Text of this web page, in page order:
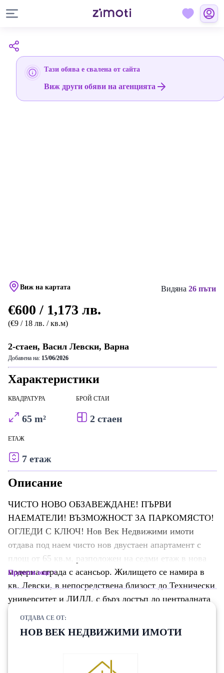
Тази обява е свалена от сайта
Виж други обяви на агенцията
Виж на картата Видяна 26 пъти
€600 / 1,173 лв.
(€9 / 18 лв. / кв.м)
2-стаен, Васил Левски, Варна
Добавена на: 15/06/2026
Характеристики
КВАДРАТУРА
65 m²
БРОЙ СТАИ
2 стаен
ЕТАЖ
7 етаж
Описание
ЧИСТО НОВО ОБЗАВЕЖДАНЕ! ПЪРВИ
НАЕМАТЕЛИ! ВЪЗМОЖНОСТ ЗА ПАРКОМЯСТО!
ОГЛЕДИ С КЛЮЧ! Нов Век Недвижими имоти
отдава под наем чисто нов двустаен апартамент с
площ от 65 кв.м, разположен на седми етаж в нова
модерна сграда с асансьор. Жилището се намира в
кв. Левски, в непосредствена близост до Технически
университет и ЛИДЛ, с бърз достъп до централната
разпределен и се състои от: входно антре/коридор
спалня баня с тоалетна тераса Апартаментът е
Прочети още
ОТДАВА СЕ ОТ:
НОВ ВЕК НЕДВИЖИМИ ИМОТИ